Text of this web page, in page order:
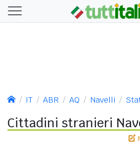
IT ABR AQ Navelli
Cittadini stranieri